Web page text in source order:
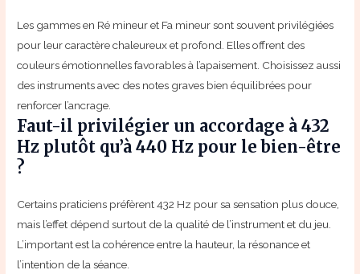
Les gammes en Ré mineur et Fa mineur sont souvent privilégiées
pour leur caractère chaleureux et profond. Elles offrent des
couleurs émotionnelles favorables à l’apaisement. Choisissez aussi
des instruments avec des notes graves bien équilibrées pour
renforcer l’ancrage.
Faut-il privilégier un accordage à 432
Hz plutôt qu’à 440 Hz pour le bien-être
?
Certains praticiens préfèrent 432 Hz pour sa sensation plus douce,
mais l’effet dépend surtout de la qualité de l’instrument et du jeu.
L’important est la cohérence entre la hauteur, la résonance et
l’intention de la séance.